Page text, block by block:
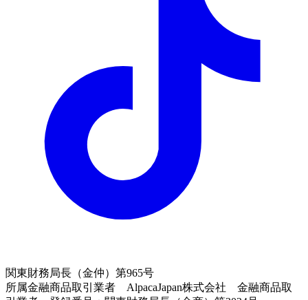
関東財務局長（金仲）第965号
所属金融商品取引業者 AlpacaJapan株式会社 金融商品取